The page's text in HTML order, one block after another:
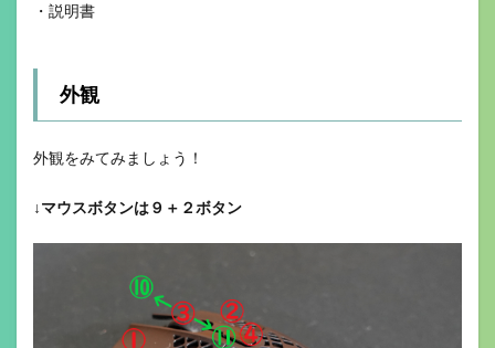
・説明書
外観
外観をみてみましょう！
↓マウスボタンは９＋２ボタン